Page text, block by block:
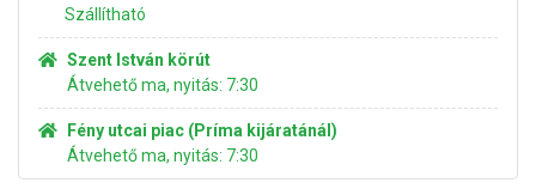
Szállítható
Szent István körút
Átvehető ma, nyitás: 7:30
Fény utcai piac (Príma kijáratánál)
Átvehető ma, nyitás: 7:30